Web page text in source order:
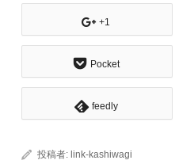
+1
Pocket
feedly
投稿者: link-kashiwagi